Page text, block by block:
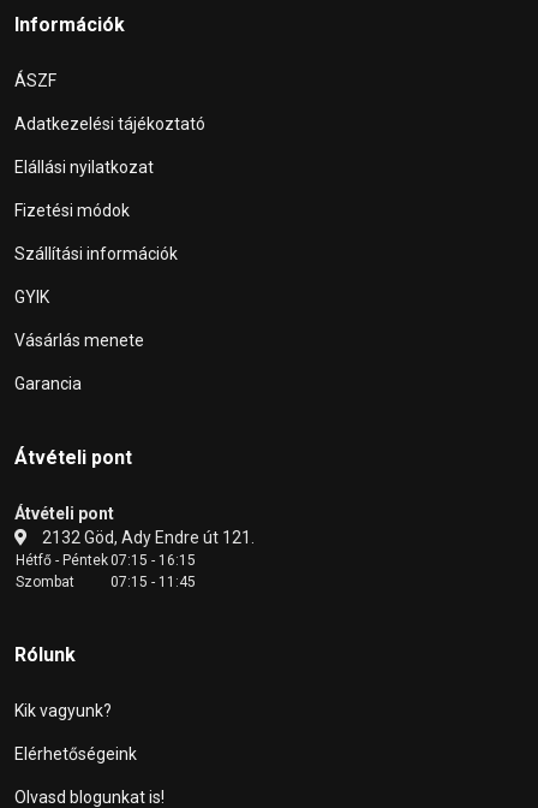
Információk
ÁSZF
Adatkezelési tájékoztató
Elállási nyilatkozat
Fizetési módok
Szállítási információk
GYIK
Vásárlás menete
Garancia
Átvételi pont
Átvételi pont
2132 Göd, Ady Endre út 121.
Hétfő - Péntek07:15 - 16:15
Szombat
07:15 - 11:45
Rólunk
Kik vagyunk?
Elérhetőségeink
Olvasd blogunkat is!